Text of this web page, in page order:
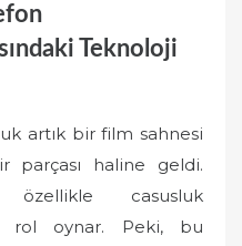
Teknoloji
artık bir film sahnesi
parçası haline geldi.
özellikle casusluk
rol oynar. Peki, bu